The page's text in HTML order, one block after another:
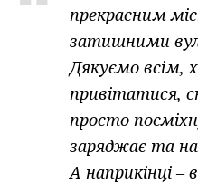
прекрасним
затишними
Дякуємо всім,
привітатися,
просто
заряджає та
А наприкінці –